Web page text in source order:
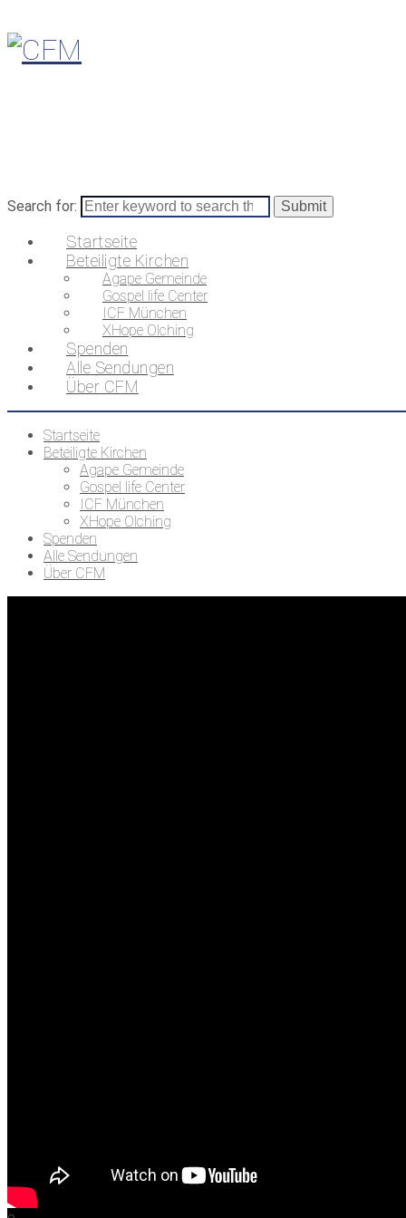
Search for:
Startseite
Beteiligte Kirchen
Agape Gemeinde
Gospel life Center
ICF München
XHope Olching
Spenden
Alle Sendungen
Über CFM
Startseite
Beteiligte Kirchen
Agape Gemeinde
Gospel life Center
ICF München
XHope Olching
Spenden
Alle Sendungen
Über CFM